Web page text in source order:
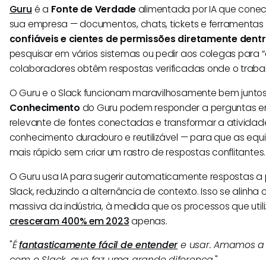
Guru é a Fonte de Verdadealimentada por IA que
sua empresa — documentos, chats, tickets e
confiáveis e cientes de permissões diretamente
pesquisar em vários sistemas ou pedir aos colegas para
colaboradores obtêm respostas verificadas onde o
O Guru e o Slack funcionam maravilhosamente bem
Conhecimento do Guru podem responder a perguntas
relevante de fontes conectadas e transformar a
conhecimento duradouro e reutilizável — para que as
mais rápido sem criar um rastro de respostas conflitantes.
O Guru usa IA para sugerir automaticamente respostas
Slack, reduzindo a alternância de contexto. Isso se
massiva da indústria, à medida que os processos que
cresceram 400% em 2023apenas.
"Éfantasticamente fácil de entendere usar. Amamos